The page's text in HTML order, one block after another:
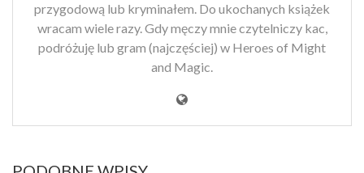
przygodową lub kryminałem. Do ukochanych książek
wracam wiele razy. Gdy męczy mnie czytelniczy kac,
podróżuję lub gram (najczęściej) w Heroes of Might
and Magic.